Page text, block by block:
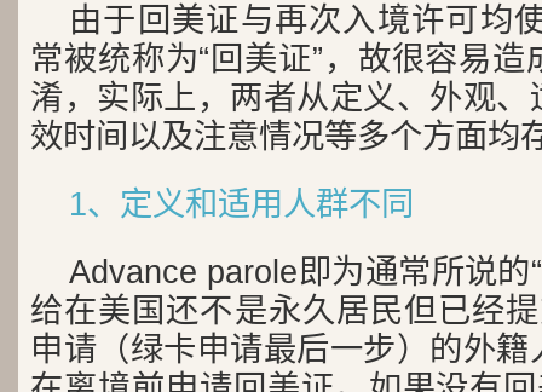
由于回美证与再次入境许可均
常被统称为“回美证”，故很容易
淆，实际上，两者从定义、外观
效时间以及注意情况等多个方面均
1、定义和适用人群不同
Advance parole即为通常所说的
给在美国还不是永久居民但已经
申请（绿卡申请最后一步）的外